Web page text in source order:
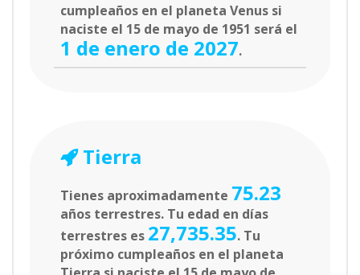
cumpleaños en el planeta Venus si
naciste el 15 de mayo de 1951 será el
1 de enero de 2027.
Tierra
Tienes aproximadamente 75.23
años terrestres. Tu edad en días
terrestres es 27,735.35. Tu
próximo cumpleaños en el planeta